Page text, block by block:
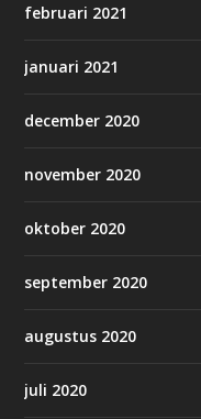
februari 2021
januari 2021
december 2020
november 2020
oktober 2020
september 2020
augustus 2020
juli 2020